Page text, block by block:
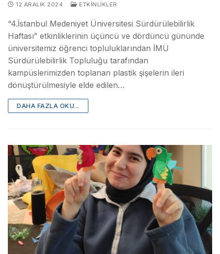
12 ARALIK 2024 ETKINLIKLER
“4.İstanbul Medeniyet Üniversitesi Sürdürülebilirlik
Haftası” etkinliklerinin üçüncü ve dördüncü gününde
üniversitemiz öğrenci topluluklarından İMÜ
Sürdürülebilirlik Topluluğu tarafından
kampüslerimizden toplanan plastik şişelerin ileri
dönüştürülmesiyle elde edilen…
DAHA FAZLA OKU...